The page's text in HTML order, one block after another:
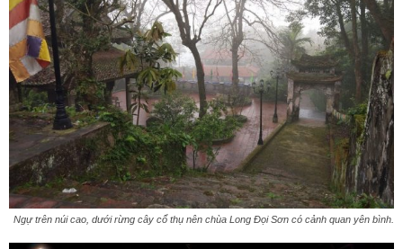
Ngự trên núi cao, dưới rừng cây cổ thụ nên chùa Long Đọi Sơn có cảnh quan yên bình.